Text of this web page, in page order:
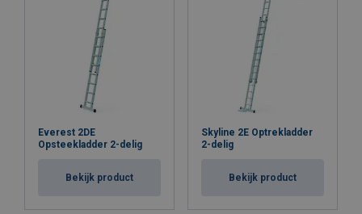
Everest 2DE
Opsteekladder 2-delig
Bekijk product
Skyline 2E Optrekladder
2-delig
Bekijk product